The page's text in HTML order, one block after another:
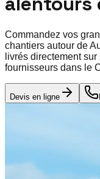
Commandez vos
chantiers autour de
livrés directement
fournisseurs dans le
Devis en ligne